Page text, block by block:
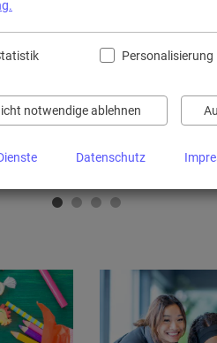
Personalisierung
notwendige ablehnen
Datenschutz
Jeden
Neugierig?